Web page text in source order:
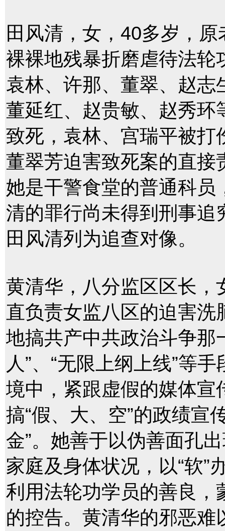
田风清，女，40多岁，
裸裸地残暴折磨虐待法
袁林、许那、董翠、赵
董延红、赵贵敏、赵秀
致死，袁林、宫瑞平被
董翠芳迫害致死案的直接
她是干警食堂的普通科
清的罪行尚未得到刑事追
田风清列为追查对像。
黄清华，八分监区区长，
直负责女监八区的迫害
地搞共产中共政治斗争那
人”、“无限上纲上线”等
境中，紧跟虚假的媒体宣
搞“假、大、空”的政绩宣
金”。她善于以伪善面孔
家庭及身体状况，以“软”
利用法轮功学员的善良
的控告。黄清华的邪恶